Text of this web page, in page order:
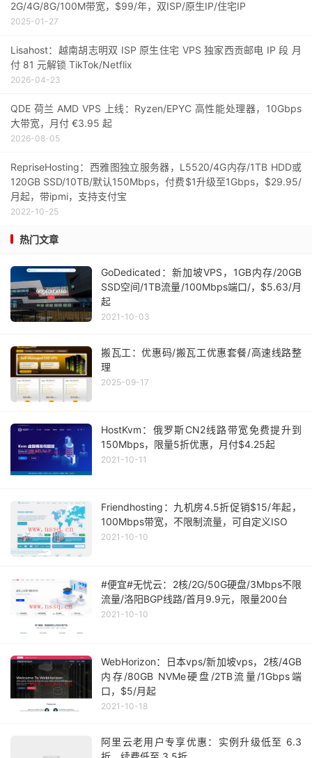
2G/4G/8G/100M带宽，$99/年，双ISP/原生IP/住宅IP
2025-01-27
Lisahost：越南胡志明双 ISP 原生住宅 VPS 独家西贡邮电 IP 段 月
付 81 元解锁 TikTok/Netflix
2026-04-23
QDE 荷兰 AMD VPS 上线：Ryzen/EPYC 高性能处理器，10Gbps
大带宽，月付 €3.95 起
2026-08-05
RepriseHosting：西雅图独立服务器，L5520/4G内存/1TB HDD或
120GB SSD/10TB/默认150Mbps，付费$1升级至1Gbps，$29.95/
月起，带ipmi，支持支付宝
2022-10-25
热门文章
GoDedicated：新加坡VPS，1GB内存/20GB
SSD空间/1TB流量/100Mbps端口/，$5.63/月
起
2021-10-03
搬瓦工：优惠码/搬瓦工优惠套餐/高速线路整
理
2025-09-17
HostKvm：俄罗斯CN2线路带宽免费提升到
150Mbps，限量5折优惠，月付$4.25起
2021-10-11
Friendhosting：九机房4.5折促销$15/年起，
100Mbps带宽，不限制流量，可自定义ISO
2021-10-10
#便宜#无忧云：2核/2G/50G硬盘/3Mbps不限
流量/洛阳BGP线路/首月9.9元，限量200台
2021-10-10
WebHorizon：日本vps/新加坡vps，2核/4GB
内存/80GB NVMe硬盘/2TB流量/1Gbps端
口，$5/月起
2021-10-18
阿里云老用户专享优惠：实例升级低至 6.3